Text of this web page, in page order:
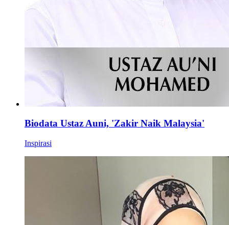
Biodata Ustaz Auni, 'Zakir Naik Malaysia'
Inspirasi